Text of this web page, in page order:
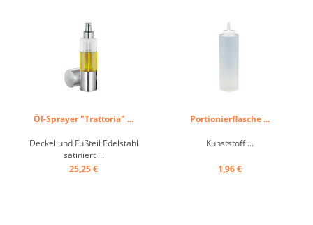
separate Ausgießer und
unser ...
Öl-Sprayer "Trattoria" ...
Deckel und Fußteil Edelstahl
satiniert ...
25,25 €
Portionierflasche ...
Kunststoff ...
1,96 €